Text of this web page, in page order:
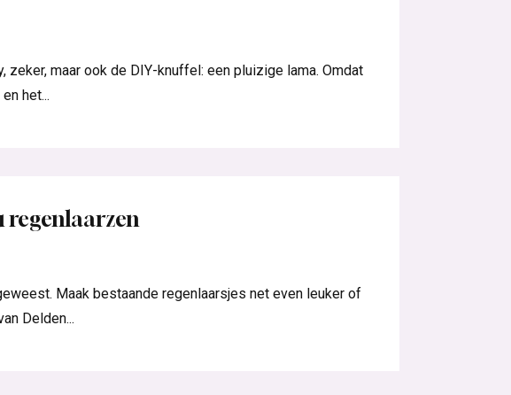
zeker, maar ook de DIY-knuffel: een pluizige lama. Omdat
het...
regenlaarzen
Maak bestaande regenlaarsjes net even leuker of
Delden...